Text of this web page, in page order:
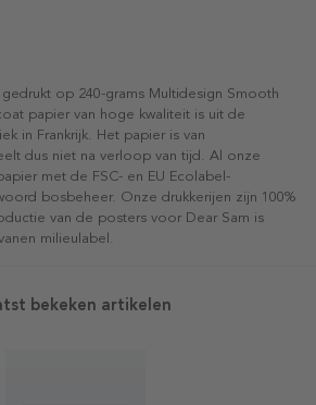
op 240-grams Multidesign Smooth
papier van hoge kwaliteit is uit de
in Frankrijk. Het papier is van
dus niet na verloop van tijd. Al onze
met de FSC- en EU Ecolabel-
bosbeheer. Onze drukkerijen zijn 100%
van de posters voor Dear Sam is
milieulabel.
bekeken artikelen